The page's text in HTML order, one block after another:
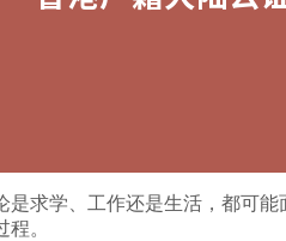
求学、工作还是生活，都可
。